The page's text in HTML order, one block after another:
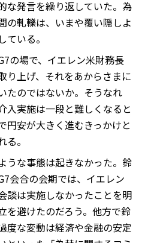
な発言を繰り返していた。為
の軋轢は、いまや覆い隠しよ
ている。
の場で、イエレン米財務長
り上げ、それをあからさまに
たのではないか。そうなれ
入実施は一段と難しくなると
円安が大きく進むきっかけと
。
うな事態は起きなかった。鈴
会合の会期では、イエレン
談は実施しなかったことを明
を避けたのだろう。他方で鈴
度な変動は経済や金融の安定